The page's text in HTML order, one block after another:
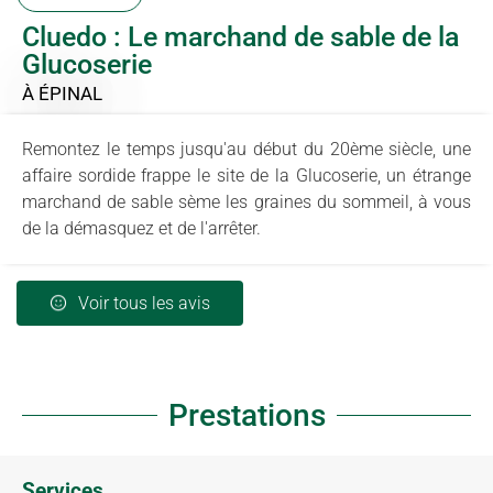
Cluedo : Le marchand de sable de la
Glucoserie
À ÉPINAL
Remontez le temps jusqu'au début du 20ème siècle, une
affaire sordide frappe le site de la Glucoserie, un étrange
marchand de sable sème les graines du sommeil, à vous
de la démasquez et de l'arrêter.
Voir tous les avis
Prestations